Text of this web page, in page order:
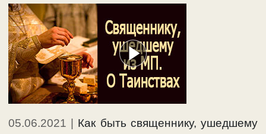
05.06.2021
Как быть священнику, ушедшему